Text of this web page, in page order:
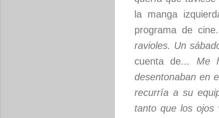
la manga
programa de
ravioles. Un
cuenta de... Me
desentonaban en
recurría a su
tanto que los ojos